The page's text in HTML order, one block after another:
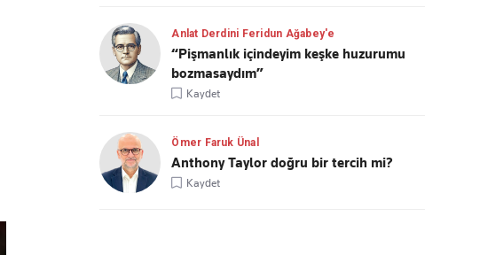
Anlat Derdini Feridun Ağabey'e
“Pişmanlık içindeyim keşke huzurumu
bozmasaydım”
Kaydet
Ömer Faruk Ünal
Anthony Taylor doğru bir tercih mi?
Kaydet